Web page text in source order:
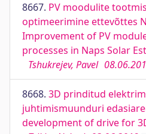
8667. PV moodulite
optimeerimine ettevõttes
Improvement of PV
processes in Naps Solar
Tshukrejev, Pavel
8668. 3D prinditud
juhtimismuunduri
development of drive for